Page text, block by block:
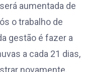
aumentada de
o trabalho de
gestão é fazer a
a cada 21 dias,
novamente.